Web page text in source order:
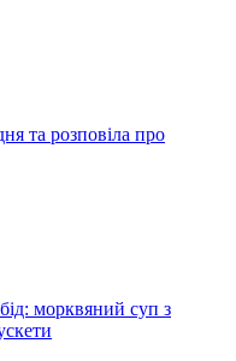
та розповіла про
морквяний суп з